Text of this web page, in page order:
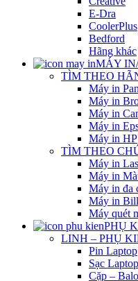
E-Dra
CoolerPlus
Bedford
Hãng khác
MÁY
TÌM THEO
Máy in
Máy in
Máy in
Máy in
Máy in HP
TÌM THEO
Máy in
Máy in
Máy in đa
Máy in Bill
Máy quét
PHỤ
LINH – PHỤ
Pin Laptop
Sạc Laptop
Cặp –